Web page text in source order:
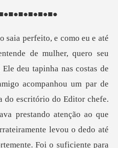
go acompanhou um par de
do escritório do Editor chefe.
prestando atenção ao que
levou o dedo até